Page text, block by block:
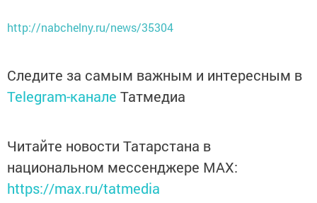
http://nabchelny.ru/news/35304
Следите за самым важным и интересным в
Telegram-канале Татмедиа
Читайте новости Татарстана в
национальном мессенджере MАХ:
https://max.ru/tatmedia